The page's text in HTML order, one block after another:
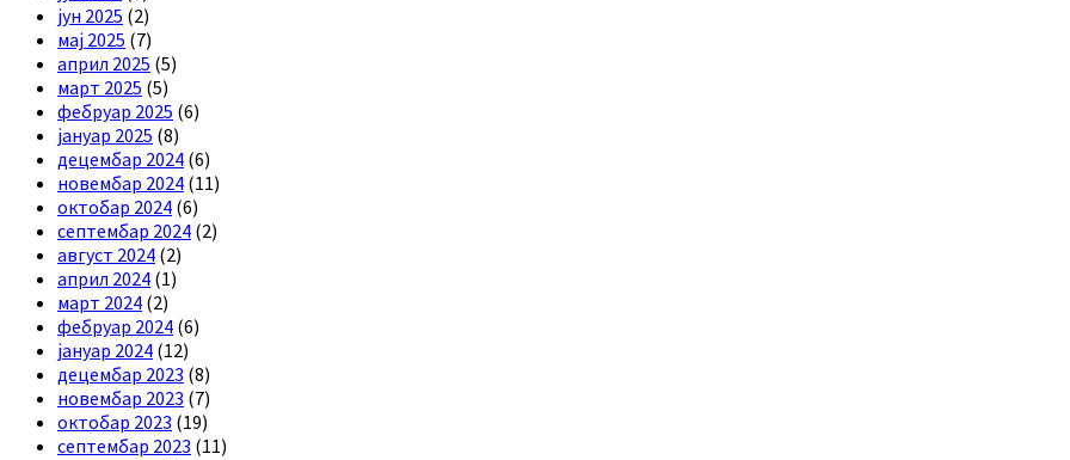
јун 2025 (2)
мај 2025 (7)
април 2025 (5)
март 2025 (5)
фебруар 2025 (6)
јануар 2025 (8)
децембар 2024 (6)
новембар 2024 (11)
октобар 2024 (6)
септембар 2024 (2)
август 2024 (2)
април 2024 (1)
март 2024 (2)
фебруар 2024 (6)
јануар 2024 (12)
децембар 2023 (8)
новембар 2023 (7)
октобар 2023 (19)
септембар 2023 (11)